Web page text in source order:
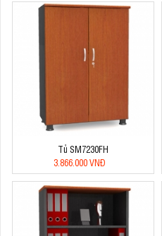
Tủ SM7230FH
3.866.000 VNĐ